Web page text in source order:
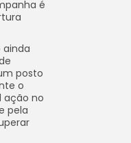
é
ainda
posto
o
ação no
pela